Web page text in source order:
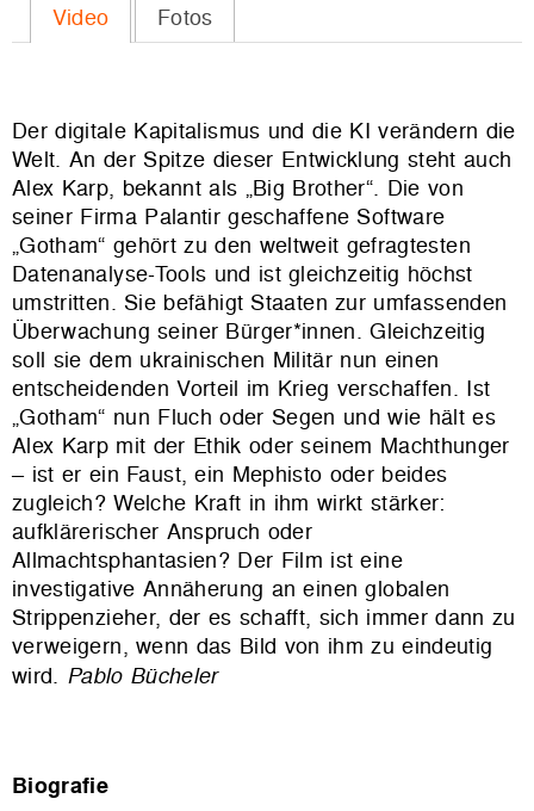
Video Fotos
Der digitale Kapitalismus und die KI verändern die
Welt. An der Spitze dieser Entwicklung steht auch
Alex Karp, bekannt als „Big Brother“. Die von
seiner Firma Palantir geschaffene Software
„Gotham“ gehört zu den weltweit gefragtesten
Datenanalyse-Tools und ist gleichzeitig höchst
umstritten. Sie befähigt Staaten zur umfassenden
Überwachung seiner Bürger*innen. Gleichzeitig
soll sie dem ukrainischen Militär nun einen
entscheidenden Vorteil im Krieg verschaffen. Ist
„Gotham“ nun Fluch oder Segen und wie hält es
Alex Karp mit der Ethik oder seinem Machthunger
– ist er ein Faust, ein Mephisto oder beides
zugleich? Welche Kraft in ihm wirkt stärker:
aufklärerischer Anspruch oder
Allmachtsphantasien? Der Film ist eine
investigative Annäherung an einen globalen
Strippenzieher, der es schafft, sich immer dann zu
verweigern, wenn das Bild von ihm zu eindeutig
wird. Pablo Bücheler
Biografie